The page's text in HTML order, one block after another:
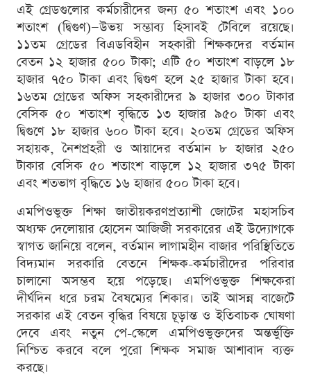
এই গ্রেডগুলোর কর্মচারীদের জন্য ৫০ শতাংশ এবং ১০০
শতাংশ (দ্বিগুণ)—উভয় সম্ভাব্য হিসাবই টেবিলে রয়েছে।
১১তম গ্রেডের বিএডবিহীন সহকারী শিক্ষকদের বর্তমান
বেতন ১২ হাজার ৫০০ টাকা; এটি ৫০ শতাংশ বাড়লে ১৮
হাজার ৭৫০ টাকা এবং দ্বিগুণ হলে ২৫ হাজার টাকা হবে।
১৬তম গ্রেডের অফিস সহকারীদের ৯ হাজার ৩০০ টাকার
বেসিক ৫০ শতাংশ বৃদ্ধিতে ১৩ হাজার ৯৫০ টাকা এবং
দ্বিগুণে ১৮ হাজার ৬০০ টাকা হবে। ২০তম গ্রেডের অফিস
সহায়ক, নৈশপ্রহরী ও আয়াদের বর্তমান ৮ হাজার ২৫০
টাকার বেসিক ৫০ শতাংশ বাড়লে ১২ হাজার ৩৭৫ টাকা
এবং শতভাগ বৃদ্ধিতে ১৬ হাজার ৫০০ টাকা হবে।
এমপিওভুক্ত শিক্ষা জাতীয়করণপ্রত্যাশী জোটের মহাসচিব
অধ্যক্ষ দেলোয়ার হোসেন আজিজী সরকারের এই উদ্যোগকে
স্বাগত জানিয়ে বলেন, বর্তমান লাগামহীন বাজার পরিস্থিতিতে
বিদ্যমান সরকারি বেতনে শিক্ষক-কর্মচারীদের পরিবার
চালানো অসম্ভব হয়ে পড়েছে। এমপিওভুক্ত শিক্ষকেরা
দীর্ঘদিন ধরে চরম বৈষম্যের শিকার। তাই আসন্ন বাজেটে
সরকার এই বেতন বৃদ্ধির বিষয়ে চূড়ান্ত ও ইতিবাচক ঘোষণা
দেবে এবং নতুন পে-স্কেলে এমপিওভুক্তদের অন্তর্ভুক্তি
নিশ্চিত করবে বলে পুরো শিক্ষক সমাজ আশাবাদ ব্যক্ত
করছে।